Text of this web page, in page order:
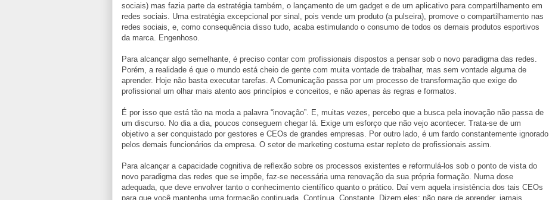
sociais) mas fazia parte da estratégia também, o lançamento de um gadget e de um aplicativo para compartilhamento em
redes sociais. Uma estratégia excepcional por sinal, pois vende um produto (a pulseira), promove o compartilhamento nas
redes sociais, e, como consequência disso tudo, acaba estimulando o consumo de todos os demais produtos esportivos
da marca. Engenhoso.
Para alcançar algo semelhante, é preciso contar com profissionais dispostos a pensar sob o novo paradigma das redes.
Porém, a realidade é que o mundo está cheio de gente com muita vontade de trabalhar, mas sem vontade alguma de
aprender. Hoje não basta executar tarefas. A Comunicação passa por um processo de transformação que exige do
profissional um olhar mais atento aos princípios e conceitos, e não apenas às regras e formatos.
É por isso que está tão na moda a palavra “inovação”. E, muitas vezes, percebo que a busca pela inovação não passa de
um discurso. No dia a dia, poucos conseguem chegar lá. Exige um esforço que não vejo acontecer. Trata-se de um
objetivo a ser conquistado por gestores e CEOs de grandes empresas. Por outro lado, é um fardo constantemente ignorado
pelos demais funcionários da empresa. O setor de marketing costuma estar repleto de profissionais assim.
Para alcançar a capacidade cognitiva de reflexão sobre os processos existentes e reformulá-los sob o ponto de vista do
novo paradigma das redes que se impõe, faz-se necessária uma renovação da sua própria formação. Numa dose
adequada, que deve envolver tanto o conhecimento científico quanto o prático. Daí vem aquela insistência dos tais CEOs
para que você mantenha uma formação continuada. Contínua. Constante. Dizem eles: não pare de aprender, jamais.